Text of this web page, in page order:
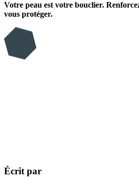
Votre peau est votre bouclier.
vous protéger.
Écrit par